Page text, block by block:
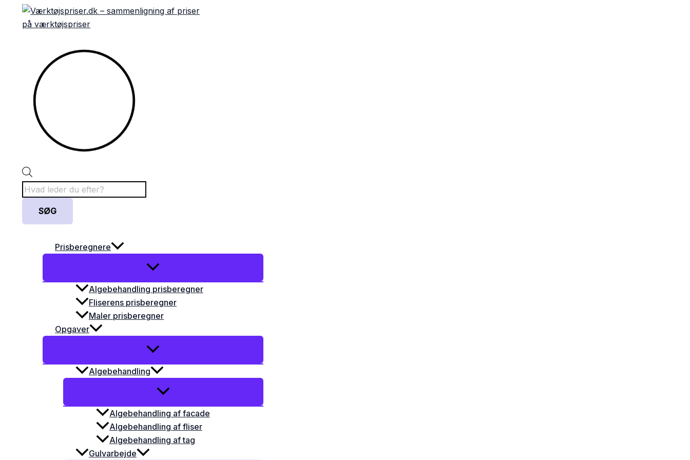
Products
search
SØG
Prisberegnere
Algebehandling prisberegner
Fliserens prisberegner
Maler prisberegner
Opgaver
Algebehandling
Algebehandling af facade
Algebehandling af fliser
Algebehandling af tag
Gulvarbejde